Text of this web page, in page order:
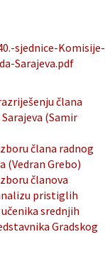
sjednice-Komisije-
Sarajeva.pdf
člana
(Samir
člana radnog
(Vedran Grebo)
članova
pristiglih
srednjih
Gradskog